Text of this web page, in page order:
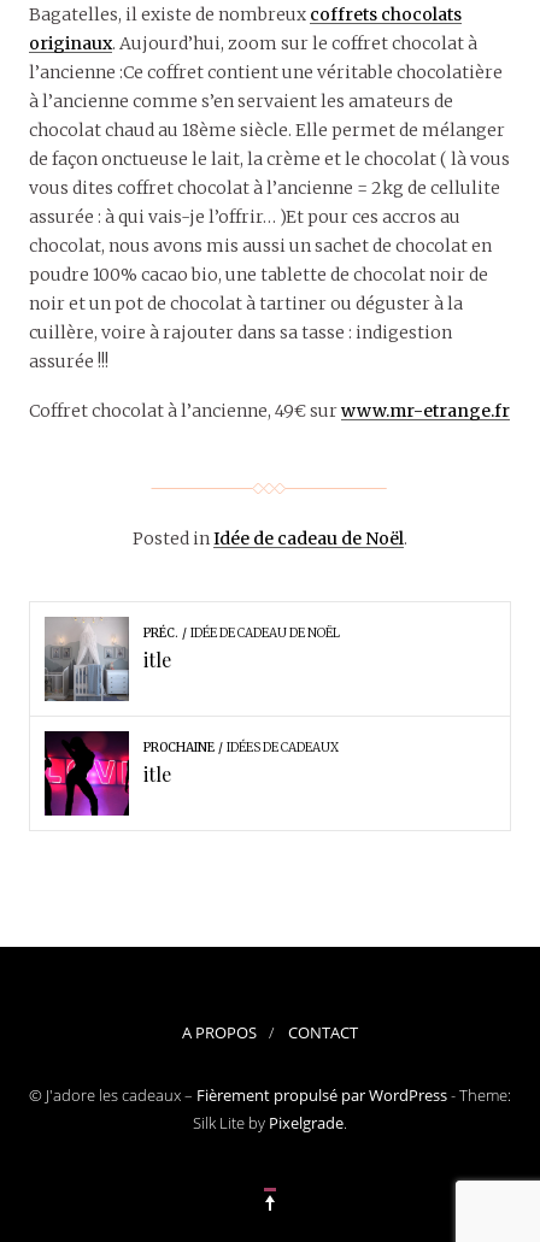
Bagatelles, il existe de nombreux coffrets chocolats
originaux. Aujourd’hui, zoom sur le coffret chocolat à
l’ancienne :Ce coffret contient une véritable chocolatière
à l’ancienne comme s’en servaient les amateurs de
chocolat chaud au 18ème siècle. Elle permet de mélanger
de façon onctueuse le lait, la crème et le chocolat ( là vous
vous dites coffret chocolat à l’ancienne = 2kg de cellulite
assurée : à qui vais-je l’offrir… )Et pour ces accros au
chocolat, nous avons mis aussi un sachet de chocolat en
poudre 100% cacao bio, une tablette de chocolat noir de
noir et un pot de chocolat à tartiner ou déguster à la
cuillère, voire à rajouter dans sa tasse : indigestion
assurée !!!
Coffret chocolat à l’ancienne, 49€ surwww.mr-etrange.fr
Posted inIdée de cadeau de Noël.
PRÉC. IDÉE DE CADEAU DE NOËL
itle
PROCHAINE IDÉES DE CADEAUX
itle
A PROPOS CONTACT
© J'adore les cadeaux – Fièrement propulsé par WordPress-Theme:
Silk Lite by Pixelgrade.